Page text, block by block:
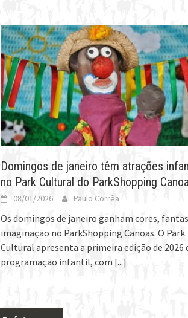
Domingos de janeiro têm atrações
no Park Cultural do ParkShopping
08/01/2026 Paulo Corrêa
Os domingos de janeiro ganham cores,
imaginação no ParkShopping Canoas. O Park
Cultural apresenta a primeira edição de 2026
programação infantil, com [...]